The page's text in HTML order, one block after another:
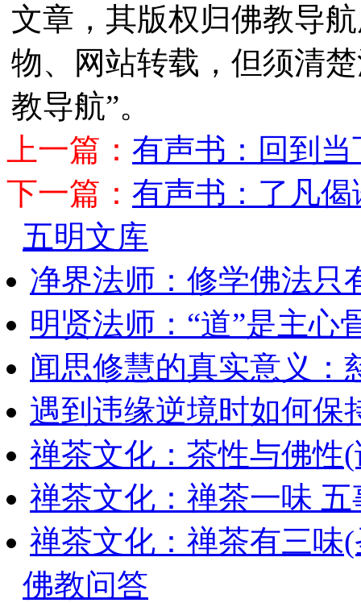
文章，其版权归佛教导
物、网站转载，但须清
教导航”。
上一篇： 有声书：回到
下一篇： 有声书：了凡偈
五明文库
净界法师：修学佛法只
明贤法师：“道”是主心
闻思修慧的真实意义：
遇到违缘逆境时如何保
禅茶文化：茶性与佛性
禅茶文化：禅茶一味 五
禅茶文化：禅茶有三味
佛教问答